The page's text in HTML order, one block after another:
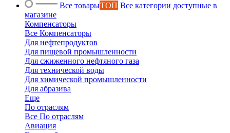
Все товарыТОП Все категории доступные в
магазине
Компенсаторы
Все Компенсаторы
Для нефтепродуктов
Для пищевой промышленности
Для сжиженного нефтяного газа
Для технической воды
Для химической промышленности
Для абразива
Еще
По отраслям
Все По отраслям
Авиация